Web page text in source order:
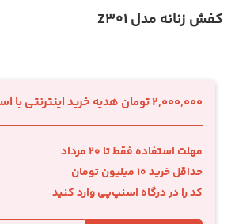
کفش زنانه مدل Z301
2,000,000 تومان هدیه خرید اینترنتی با اسنپ‌پی
مهلت استفاده فقط تا 20 مرداد
حداقل خرید 10 میلیون تومان
کد را در درگاه اسنپ‌پی وارد کنید